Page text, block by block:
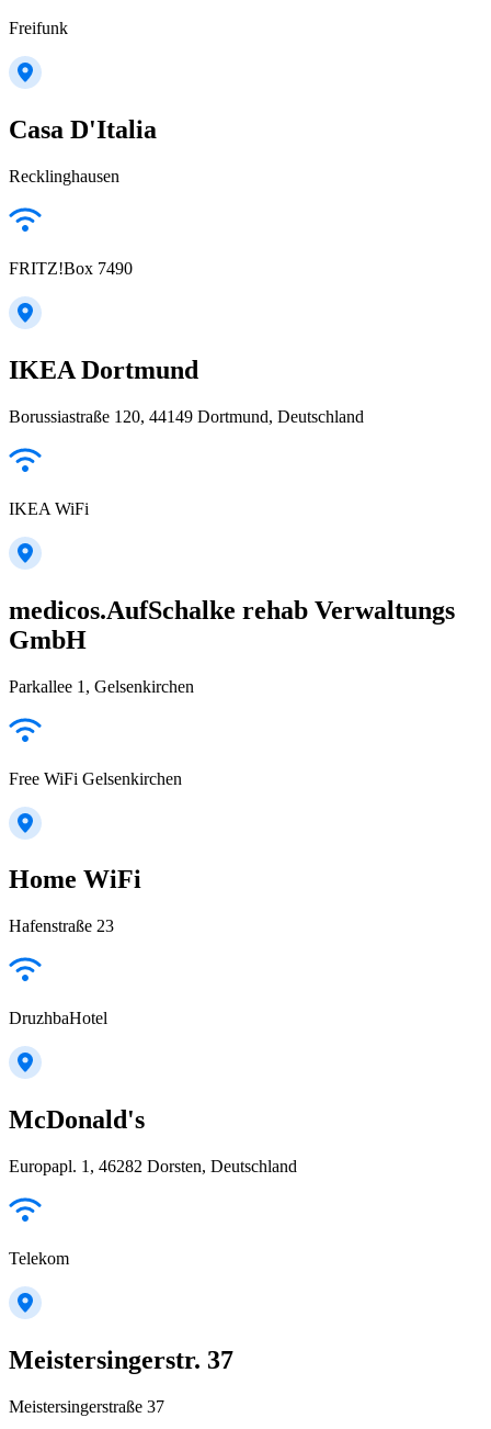
Freifunk
Casa D'Italia
Recklinghausen
FRITZ!Box 7490
IKEA Dortmund
Borussiastraße 120, 44149 Dortmund, Deutschland
IKEA WiFi
medicos.AufSchalke rehab Verwaltungs
GmbH
Parkallee 1, Gelsenkirchen
Free WiFi Gelsenkirchen
Home WiFi
Hafenstraße 23
DruzhbaHotel
McDonald's
Europapl. 1, 46282 Dorsten, Deutschland
Telekom
Meistersingerstr. 37
Meistersingerstraße 37